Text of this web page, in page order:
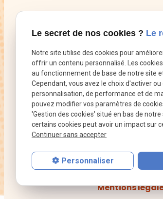
Khalfallah
Chirurgien
Mentions
Le secret de nos cookies ? Le
Notre site utilise des cookies pour
offrir un contenu personnalisé. Les
au fonctionnement de base de notre site
Cependant, vous avez le choix d'activer
personnalisation, de performance et de
pouvez modifier vos paramètres de
'Gestion des cookies' situé en bas de
certains cookies peut avoir un impact sur
Continuer sans accepter
Personnaliser